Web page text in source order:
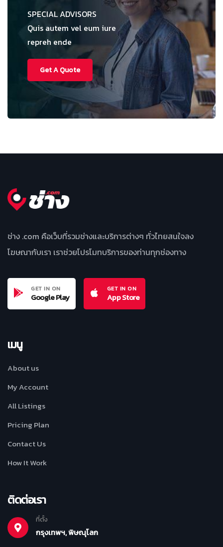
SPECIAL ADVISORS
Quis autem vel eum iure
repreh ende
Get A Quote
ช่าง .com คือเว็บที่รวมช่างและบริการต่างๆ ทั่วไทยสนใจลง
โฆษณากับเรา เราช่วยโปรโมทบริการของท่านทุกช่องทาง
GET IN ON
Google Play
GET IN ON
App Store
เมนู
About us
My Account
All Listings
Pricing Plan
Contact Us
How It Work
ติดต่อเรา
ที่ตั้ง
กรุงเทพฯ, พิษณุโลก